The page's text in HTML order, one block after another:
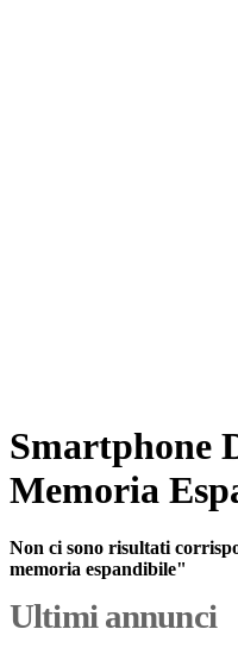
Smartphone
Memoria
Non ci sono risultati
memoria espandibile"
Ultimi annunci